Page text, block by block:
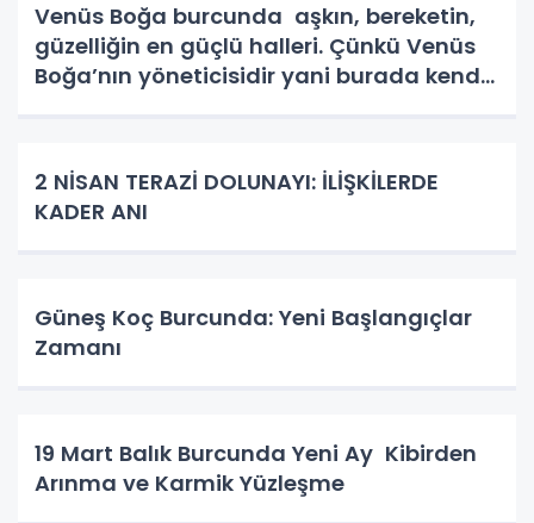
Venüs Boğa burcunda aşkın, bereketin,
güzelliğin en güçlü halleri. Çünkü Venüs
Boğa’nın yöneticisidir yani burada kendi
2 NİSAN TERAZİ DOLUNAYI: İLİŞKİLERDE
KADER ANI
Güneş Koç Burcunda: Yeni Başlangıçlar
Zamanı
19 Mart Balık Burcunda Yeni Ay Kibirden
Arınma ve Karmik Yüzleşme